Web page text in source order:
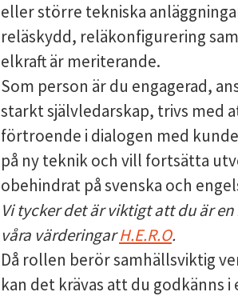
eller större tekniska
reläskydd, reläkonfigurering
elkraft är meriterande.
Som person är du engagerad,
starkt självledarskap, trivs med
förtroende i dialogen med
på ny teknik och vill fortsätta
obehindrat på svenska och
Vi tycker det är viktigt att du är
våra värderingarH.E.R.O.
Då rollen berör samhällsviktig
kan det krävas att du godkänns